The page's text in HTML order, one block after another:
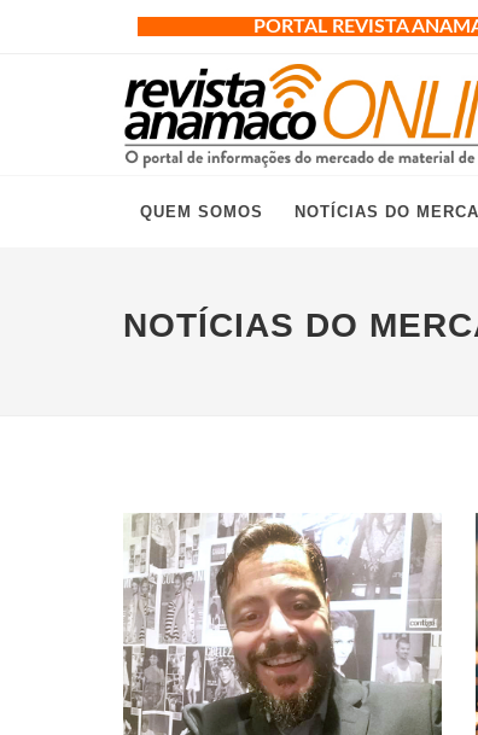
PORTAL REVISTA
QUEM SOMOS NOTÍCIAS DO
NOTÍCIAS DO